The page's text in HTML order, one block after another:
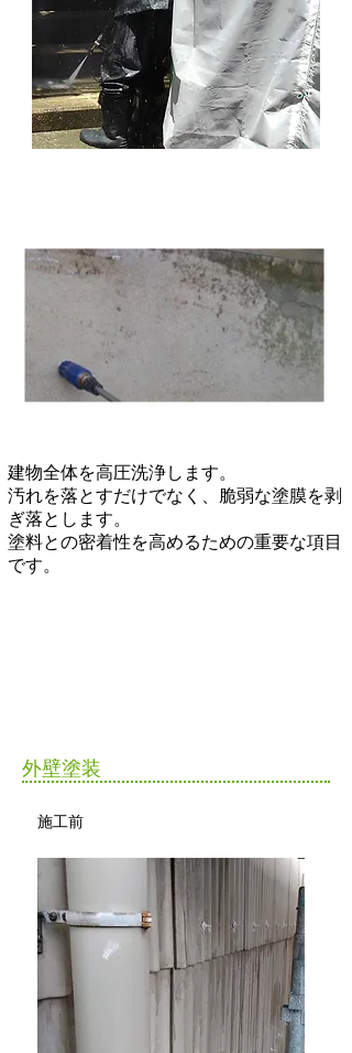
建物全体を高圧洗浄します。
汚れを落とすだけでなく、 脆弱な塗膜を剥
ぎ落とし ます。
塗料との密着性を高めるための重要な項目
です。
​外壁塗装
​施工前